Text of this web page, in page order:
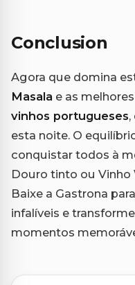
Conclusion
Agora que domina
Masala e as melhores
vinhos portugueses
esta noite. O
conquistar todos à
Douro tinto ou Vinho
Baixe a Gastrona
infalíveis e
momentos